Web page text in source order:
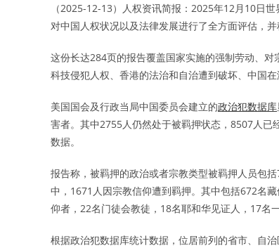
（2025-12-13）人权资讯简报：2025年12月10日
对中国人权状况以及法律发展进行了全方面评估，并
这份长达284页的报告覆盖国家实施的强制劳动、
科技侵犯人权、香港的法治和自治遭到破坏、中国
美国国会及行政当局中国委员会建立的政治犯数据库
害者。其中2755人仍然处于被羁押状态，8507人
数据。
报告称，被羁押的政治或者宗教类型被羁押人员包
中，1671人因宗教信仰遭到羁押。其中包括672名
仰者，22名门徒会教徒，18名耶和华见证人，17名
根据政治犯数据库统计数据，位居前列的省市、自